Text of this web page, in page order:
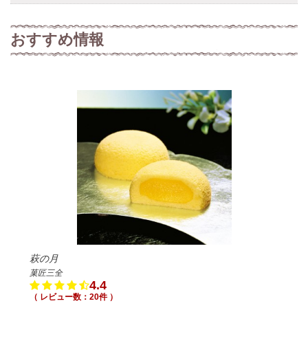
おすすめ情報
萩の月
菓匠三全
4.4
（ レビュー数：20件 ）